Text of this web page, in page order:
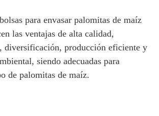
para envasar palomitas de maíz
las ventajas de alta calidad,
diversificación, producción eficiente y
siendo adecuadas para
de palomitas de maíz.